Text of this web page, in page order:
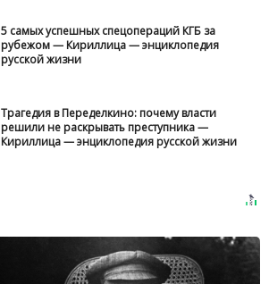
5 самых успешных спецопераций КГБ за
рубежом — Кириллица — энциклопедия
русской жизни
Трагедия в Переделкино: почему власти
решили не раскрывать преступника —
Кириллица — энциклопедия русской жизни